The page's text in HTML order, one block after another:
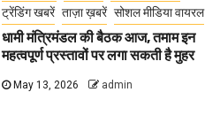
ट्रेंडिंग खबरें ताज़ा ख़बरें सोशल मीडिया वायरल
धामी मंत्रिमंडल की बैठक आज, तमाम इन
महत्वपूर्ण प्रस्तावों पर लगा सकती है मुहर
May 13, 2026 admin